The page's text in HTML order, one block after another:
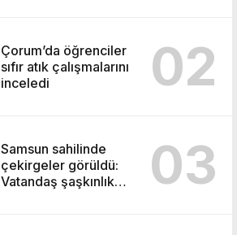
Çorum’da öğrenciler
sıfır atık çalışmalarını
inceledi
02
Samsun sahilinde
çekirgeler görüldü:
Vatandaş şaşkınlık
03